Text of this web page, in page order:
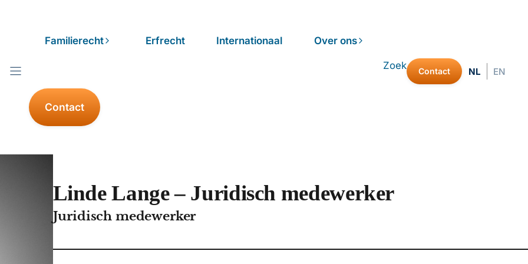
Familierecht Erfrecht Internationaal Over ons
Contact
Zoek Contact NL EN
Linde Lange – Juridisch medewerker
Juridisch medewerker